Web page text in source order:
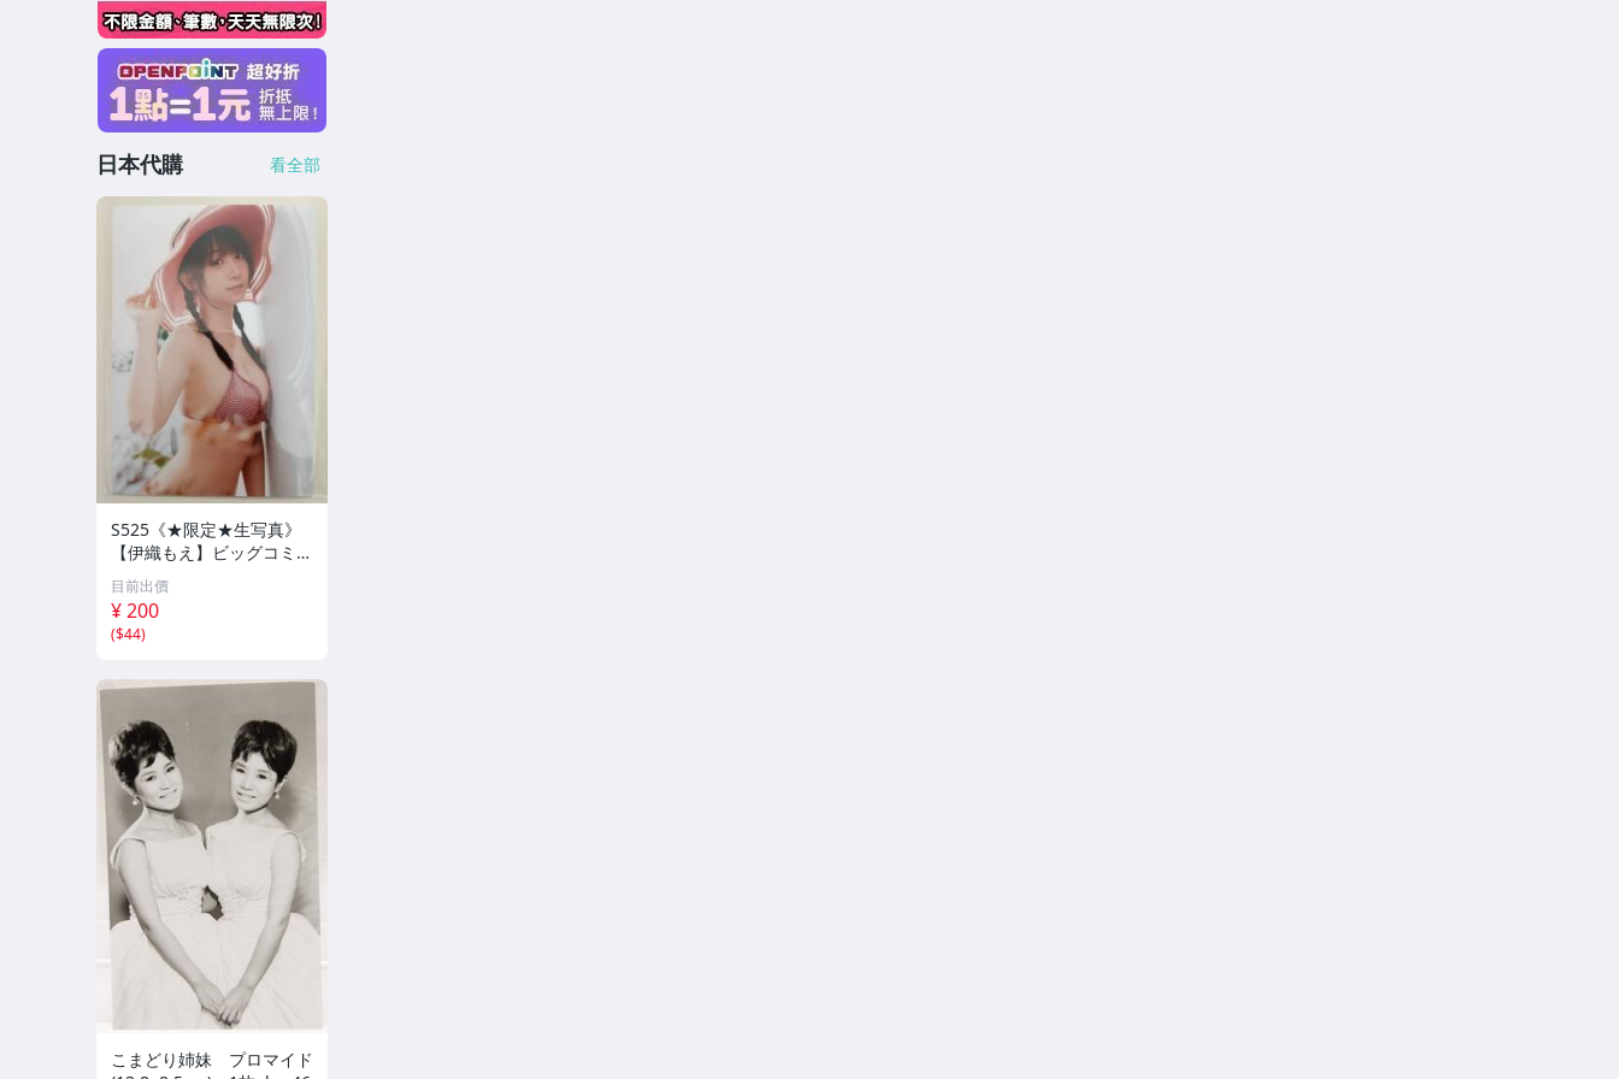
日本代購 看全部
S525《★限定★生写真》
【伊織もえ】ビッグコミッ
クスピリッツ 2026年8月3
日号 ★セブンネット限定
特典★ ☆送料一律☆
目前出價
¥ 200
($44)
こまどり姉妹 プロマイド